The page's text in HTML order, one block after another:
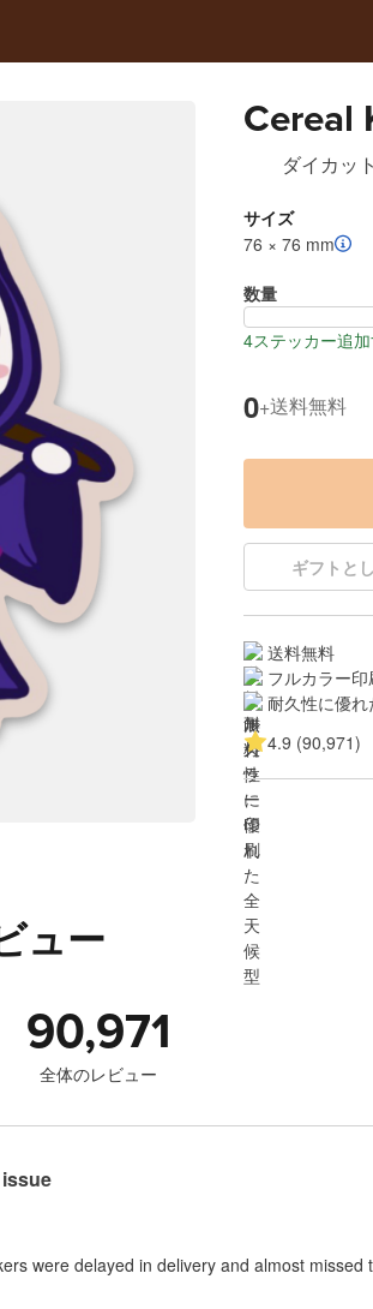
Cereal
ダイカッ
サイズ
76 × 76 mm
数量
4ステッカー追
0+送料無料
ギフトと
送料無料
フルカラー印
耐久性に優れ
4.9 (90,971)
ュー
90,971
全体のレビュー
were delayed in delivery and almost